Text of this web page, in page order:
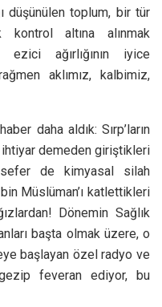
düşünülen toplum, bir tür
altına alınmak
ağırlığının iyice
aklımız, kalbimiz,
daha aldık: Sırp’ların
ihtiyar demeden giriştikleri
de kimyasal silah
Müslüman’ı katlettikleri
Dönemin Sağlık
başta olmak üzere, o
başlayan özel radyo ve
feveran ediyor, bu